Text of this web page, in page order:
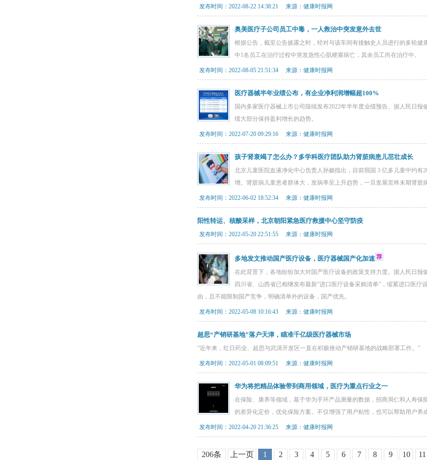
发布时间：2022-08-22 14:38:21 来源：健康时报网
奥美医疗子公司员工中毒，一人救治中突发意外去世
根据公告，截至公告披露之时，经对与该车间有接触史人员进行的多轮
中1名员工在治疗过程中突发急性心肌梗塞病亡，其余员工尚在治疗中。
发布时间：2022-08-05 21:51:34 来源：健康时报网
医疗器械半年业绩公布，有企业净利润增幅超100%
国内多家医疗器械上市公司陆续发布2022年半年度业绩预告。据人民日
绩大部分保持盈利增长的趋势。
发布时间：2022-07-20 09:29:16 来源：健康时报网
孩子肾衰竭了怎么办？多学科医疗团队助力肾脏病患儿茁壮成长
北京儿童医院血液净化中心负责人孙嫱指出，目前我国 3 亿多儿童中约有
增。肾脏病儿童患者群体大，发病率呈上升趋势，一旦发展至终末期肾脏
发布时间：2022-06-02 18:52:34 来源：健康时报网
阳性转运、核酸采样，北京朝阳紧急医疗救援中心坚守防疫
发布时间：2022-05-20 22:51:55 来源：健康时报网
多地发文推动国产医疗设备，医疗器械国产化加速
在此背景下，各地纷纷加大对国产医疗设备的政策支持力度。据人民日报
四川省、山西省已相继发布最新“进口医疗设备采购清单”，缩紧进口医
由，且不能限制国产竞争，明确清单外的设备，国产优先。
发布时间：2022-05-08 10:16:43 来源：健康时报网
超思“产销研基地”落户天津，瞄准千亿级医疗器械市场
“近年来，红日药业、超思与武清开发区一直在积极推动产销研基地的战略部署工作。”
发布时间：2022-05-01 08:09:51 来源：健康时报网
华为将把精品体验带到商用领域，医疗为重点行业之一
在保险、康养等领域，基于华为手环产品测量的数据，招商局仁和人寿
的差异化定价，优化保险方案。不仅增强了用户粘性，也可以帮助用户养
发布时间：2022-04-20 21:36:25 来源：健康时报网
206条 上一页 1 2 3 4 5 6 7 8 9 10 11